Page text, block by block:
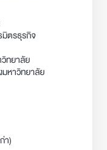
ตรธุรกิจ
วิทยาลัย
มหาวิทยาลัย
า)